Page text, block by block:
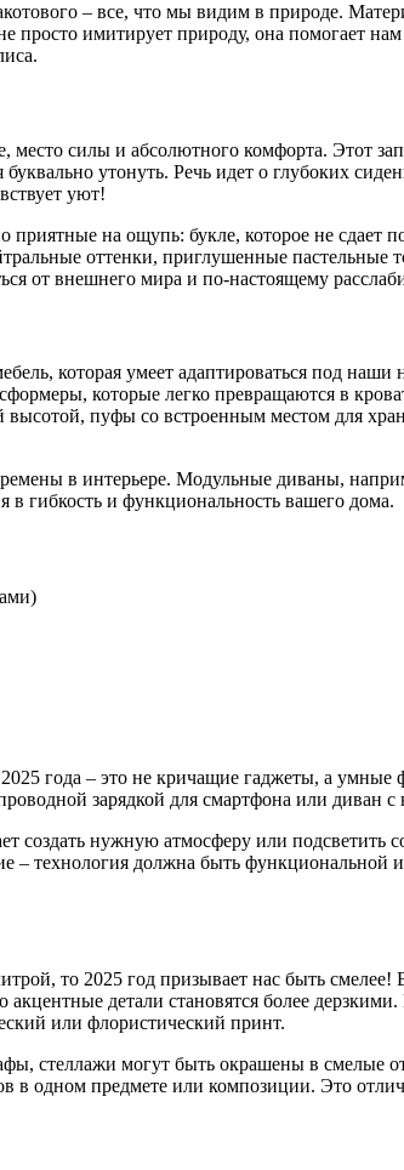
– все, что мы видим в природе.
имитирует природу, она помогает нам
силы и абсолютного комфорта. Этот
утонуть. Речь идет о глубоких
уют!
на ощупь: букле, которое не сдает
оттенки, приглушенные пастельные
от внешнего мира и по-настоящему
которая умеет адаптироваться под
которые легко превращаются в
пуфы со встроенным местом для
в интерьере. Модульные диваны,
гибкость и функциональность вашего дома.
года – это не кричащие гаджеты, а
зарядкой для смартфона или диван
создать нужную атмосферу или
– технология должна быть функциональной
то 2025 год призывает нас быть
детали становятся более
или флористический принт.
стеллажи могут быть окрашены в смелые
в одном предмете или композиции. Это